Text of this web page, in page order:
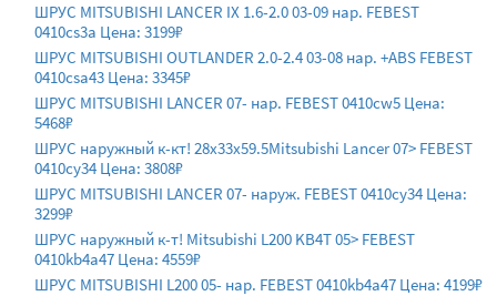
ШРУС MITSUBISHI LANCER IX 1.6-2.0 03-09 нар. FEBEST
0410cs3a Цена: 3199₽
ШРУС MITSUBISHI OUTLANDER 2.0-2.4 03-08 нар. +ABS FEBEST
0410csa43 Цена: 3345₽
ШРУС MITSUBISHI LANCER 07- нар. FEBEST 0410cw5 Цена:
5468₽
ШРУС наружный к-кт! 28x33x59.5Mitsubishi Lancer 07> FEBEST
0410cy34 Цена: 3808₽
ШРУС MITSUBISHI LANCER 07- наруж. FEBEST 0410cy34 Цена:
3299₽
ШРУС наружный к-т! Mitsubishi L200 KB4T 05> FEBEST
0410kb4a47 Цена: 4559₽
ШРУС MITSUBISHI L200 05- нар. FEBEST 0410kb4a47 Цена: 4199₽